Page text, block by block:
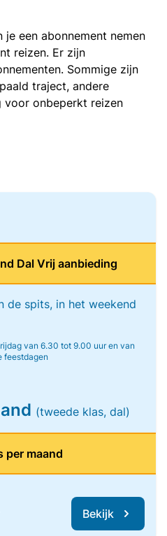
een abonnement nemen
reizen. Er zijn
Sommige zijn
traject, andere
voor onbeperkt reizen
Dal Vrij aanbieding
de spits, in het weekend
van 6.30 tot 9.00 uur en van
feestdagen
(tweede klas, dal)
per maand
Bekijk